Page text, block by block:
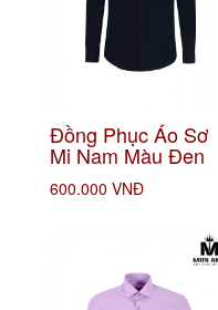
Đồng Phục Áo Sơ
Mi Nam Màu Đen
600.000 VNĐ